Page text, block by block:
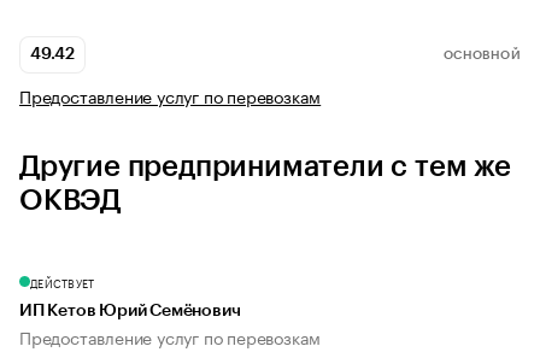
49.42 ОСНОВНОЙ
Предоставление услуг по перевозкам
Другие предприниматели с тем же
ОКВЭД
ДЕЙСТВУЕТ
ИП Кетов Юрий Семёнович
Предоставление услуг по перевозкам